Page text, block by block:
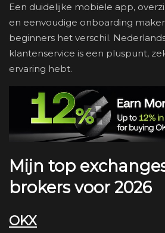
Een duidelijke mobiele app,
en eenvoudige onboarding
beginners het verschil.
klantenservice is een pluspunt,
ervaring hebt.
Mijn top
brokers voor 2026
OKX